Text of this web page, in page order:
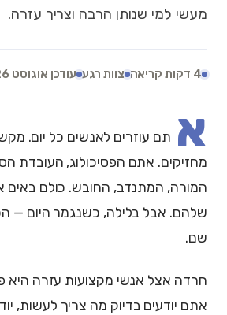
מעשי למי שנותן הרבה וצריך עזרה.
4 דקות קריאה צוות רגע עודכן אוגוסט 2026
א תם עוזרים לאנשים כל יום.
מחזיקים. אתם הפסיכולוג, העובדת
המורה, המתנדב, החובש. כולם באים
שלהם. אבל בלילה, כשנגמר היום —
שם.
חרדה אצל אנשי מקצועות עזרה היא
אתם יודעים בדיוק מה צריך לעשות,